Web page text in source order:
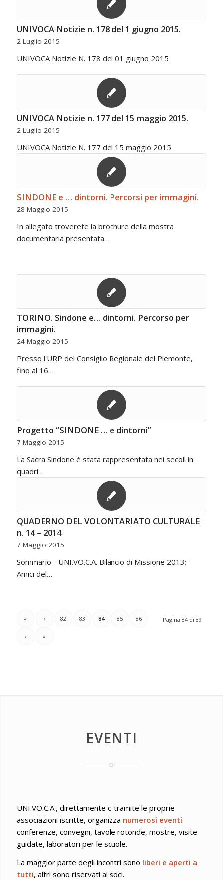
UNIVOCA Notizie n. 178 del 1 giugno 2015.
2 Luglio 2015
UNIVOCA Notizie N. 178 del 01 giugno 2015
UNIVOCA Notizie n. 177 del 15 maggio 2015.
2 Luglio 2015
UNIVOCA Notizie N. 177 del 15 maggio 2015
SINDONE e … dintorni. Percorsi per immagini.
28 Maggio 2015
In allegato troverete la brochure della mostra
documentaria presentata…
TORINO. Sindone e… dintorni. Percorso per
immagini.
24 Maggio 2015
Presso l'URP del Consiglio Regionale del Piemonte,
fino al 16…
Progetto “SINDONE … e dintorni”
7 Maggio 2015
La Sacra Sindone è stata rappresentata nei secoli in
quadri…
QUADERNO DEL VOLONTARIATO CULTURALE
n. 14 – 2014
7 Maggio 2015
Sommario - UNI.VO.C.A. Bilancio di Missione 2013; -
Amici del…
Pagina 84 di 89
« ‹ 82 83 84 85 86
› »
EVENTI
UNI.VO.C.A., direttamente o tramite le proprie
associazioni iscritte, organizza numerosi eventi:
conferenze, convegni, tavole rotonde, mostre, visite
guidate, laboratori per le scuole.
La maggior parte degli incontri sono liberi e aperti a
tutti, altri sono riservati ai soci.